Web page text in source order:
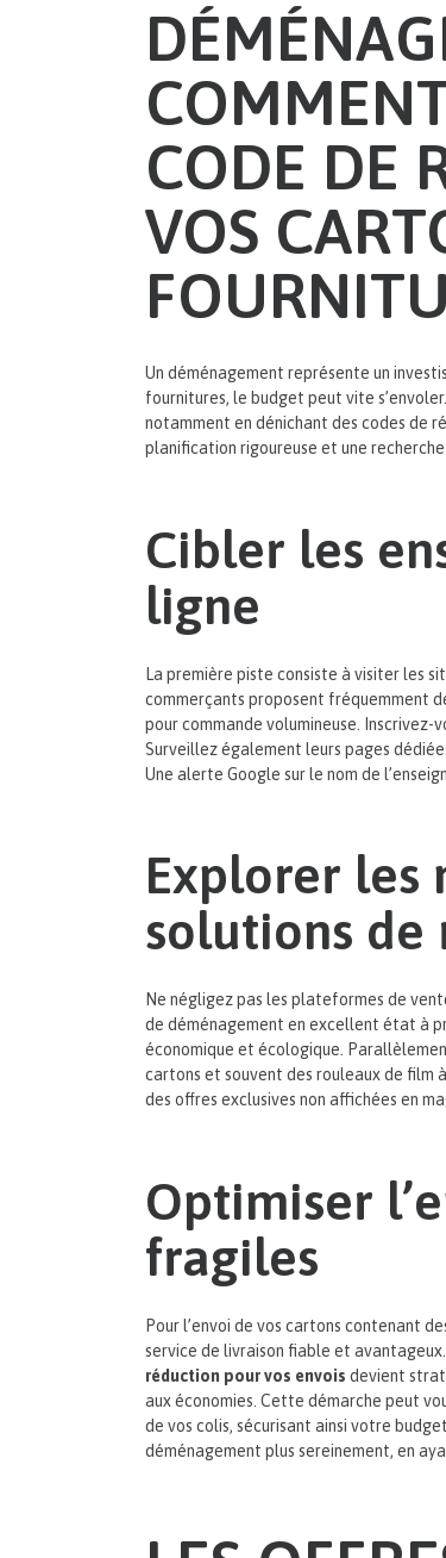
CODE DE
VOS
Un déménagement représente un
fournitures, le budget peut vite
notamment en dénichant des codes de
planification rigoureuse et une
Cibler les
ligne
La première piste consiste à visiter les
commerçants proposent fréquemment
pour commande volumineuse. Inscrivez-
Surveillez également leurs pages
Une alerte Google sur le nom de
Explorer les
solutions de
Ne négligez pas les plateformes de
de déménagement en excellent état à
économique et écologique.
cartons et souvent des rouleaux de film
des offres exclusives non affichées en
Optimiser
fragiles
Pour l’envoi de vos cartons contenant
service de livraison fiable et avantageux.
réduction pour vos envois devient
aux économies. Cette démarche peut
de vos colis, sécurisant ainsi votre
déménagement plus sereinement, en